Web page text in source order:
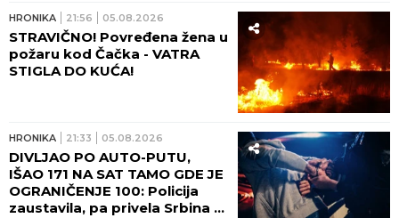
HRONIKA 21:56 05.08.2026
STRAVIČNO! Povređena žena u
požaru kod Čačka - VATRA
STIGLA DO KUĆA!
HRONIKA 21:33 05.08.2026
DIVLJAO PO AUTO-PUTU,
IŠAO 171 NA SAT TAMO GDE JE
OGRANIČENJE 100: Policija
zaustavila, pa privela Srbina u